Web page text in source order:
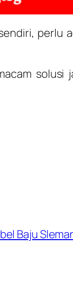
perlu
solusi
Baju